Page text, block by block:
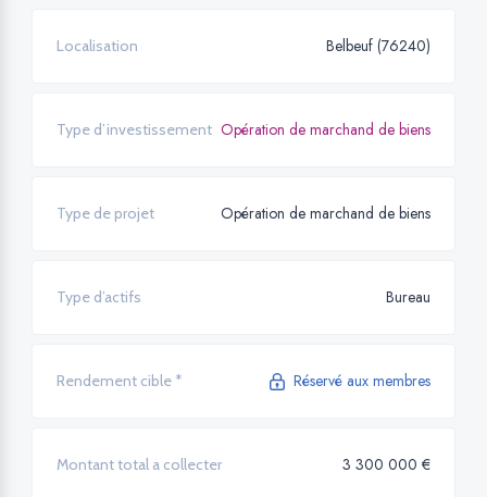
Localisation Belbeuf (76240)
Type d’investissement Opération de marchand de biens
Type de projet Opération de marchand de biens
Type d’actifs Bureau
Rendement cible * Réservé aux membres
Montant total a collecter 3 300 000 €